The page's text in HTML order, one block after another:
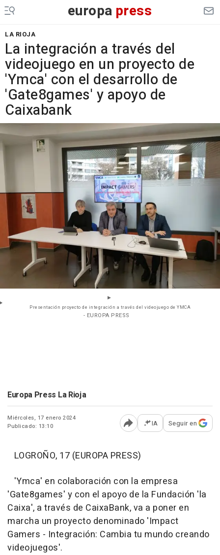
europa press
LA RIOJA
La integración a través del
videojuego en un proyecto de
'Ymca' con el desarrollo de
'Gate8games' y apoyo de
Caixabank
Presentación proyecto de integración a través del videojuego de YMCA
- EUROPA PRESS
Europa Press La Rioja
Miércoles, 17 enero 2024
Publicado: 13:10
Abrir opciones para
IA Seguir en
LOGROÑO, 17 (EUROPA PRESS)
'Ymca' en colaboración con la empresa
'Gate8games' y con el apoyo de la Fundación 'la
Caixa', a través de CaixaBank, va a poner en
marcha un proyecto denominado 'Impact
Gamers - Integración: Cambia tu mundo creando
videojuegos'.